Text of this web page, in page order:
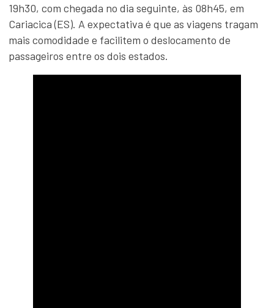
19h30, com chegada no dia seguinte, às 08h45, em
Cariacica (ES). A expectativa é que as viagens tragam
mais comodidade e facilitem o deslocamento de
passageiros entre os dois estados.